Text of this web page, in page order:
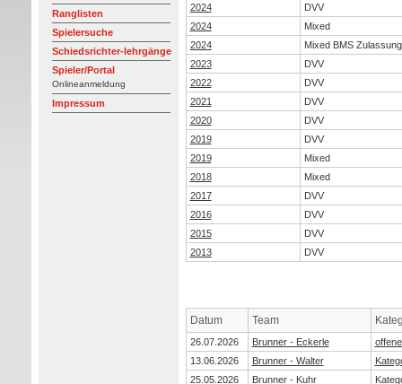
Ranglisten
Spielersuche
Schiedsrichter-lehrgänge
Spieler/Portal
Onlineanmeldung
Impressum
2024
DVV
2024
Mixed
2024
Mixed BMS Zulassung
2023
DVV
2022
DVV
2021
DVV
2020
DVV
2019
DVV
2019
Mixed
2018
Mixed
2017
DVV
2016
DVV
2015
DVV
2013
DVV
Datum Team
26.07.2026 Brunner - Eckerle
13.06.2026
Brunner - Walter
25.05.2026
Brunner - Kuhr